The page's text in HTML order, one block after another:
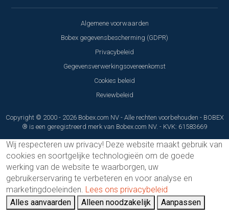
Algemene voorwaarden
Bobex gegevensbescherming (GDPR)
Privacybeleid
Gegevensverwerkingsovereenkomst
Cookies beleid
Reviewbeleid
Copyright © 2000 - 2026 Bobex.com NV - Alle rechten voorbehouden - BOBEX
® is een geregistreerd merk van Bobex.com NV. - KVK: 61583669
Wij respecteren uw privacy! Deze website maakt gebruik van
cookies en soortgelijke technologieën om de goede
werking van de website te waarborgen, uw
gebruikerservaring te verbeteren en voor analyse en
marketingdoeleinden. Lees ons privacybeleid
Alles aanvaarden
Alleen noodzakelijk Aanpassen